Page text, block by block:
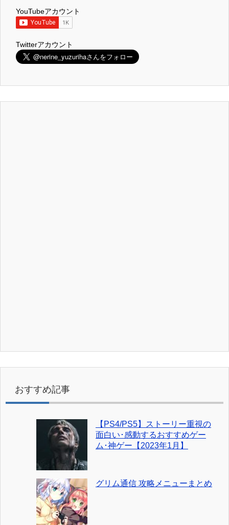
YouTubeアカウント
Twitterアカウント
おすすめ記事
【PS4/PS5】ストーリー重視の
面白い･感動するおすすめゲー
ム･神ゲー【2023年1月】
グリム通信 攻略メニューまとめ